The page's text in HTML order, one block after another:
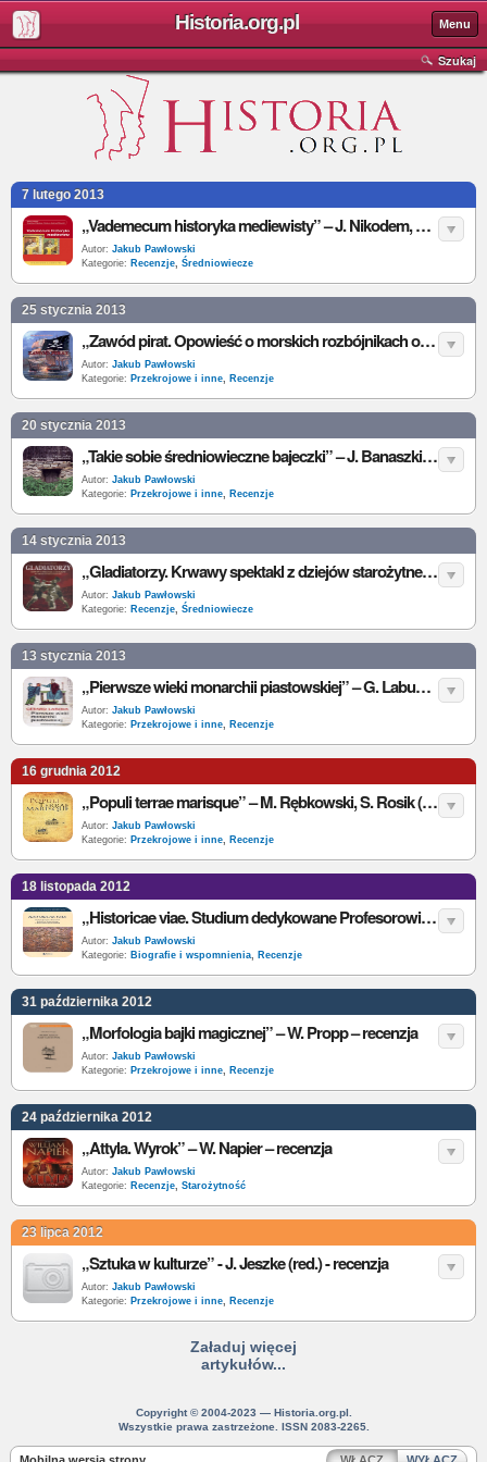
Historia.org.pl Menu
Szukaj
7 lutego 2013
„Vademecum historyka mediewisty” – J. Nikodem, D.A. Sikorski (red.) – recenzja
Autor: Jakub Pawłowski
Kategorie: Recenzje, Średniowiecze
25 stycznia 2013
„Zawód pirat. Opowieść o morskich rozbójnikach od epoki brązu do ery atomu” - M. Perzyński – recenzja
Autor: Jakub Pawłowski
Kategorie: Przekrojowe i inne, Recenzje
20 stycznia 2013
„Takie sobie średniowieczne bajeczki” – J. Banaszkiewicz – recenzja
Autor: Jakub Pawłowski
Kategorie: Przekrojowe i inne, Recenzje
14 stycznia 2013
„Gladiatorzy. Krwawy spektakl z dziejów starożytnego Rzymu” – K. Nosow – recenzja
Autor: Jakub Pawłowski
Kategorie: Recenzje, Średniowiecze
13 stycznia 2013
„Pierwsze wieki monarchii piastowskiej” – G. Labuda – recenzja
Autor: Jakub Pawłowski
Kategorie: Przekrojowe i inne, Recenzje
16 grudnia 2012
„Populi terrae marisque” – M. Rębkowski, S. Rosik (red.) – recenzja
Autor: Jakub Pawłowski
Kategorie: Przekrojowe i inne, Recenzje
18 listopada 2012
„Historicae viae. Studium dedykowane Profesorowi Lechowi A. Tyszkiewiczowi z okazji 55-lecia pracy naukowej” – M. Goliński, S. Rosik (red.) – recenzja
Autor: Jakub Pawłowski
Kategorie: Biografie i wspomnienia, Recenzje
31 października 2012
„Morfologia bajki magicznej” – W. Propp – recenzja
Autor: Jakub Pawłowski
Kategorie: Przekrojowe i inne, Recenzje
24 października 2012
„Attyla. Wyrok” – W. Napier – recenzja
Autor: Jakub Pawłowski
Kategorie: Recenzje, Starożytność
23 lipca 2012
„Sztuka w kulturze” - J. Jeszke (red.) - recenzja
Autor: Jakub Pawłowski
Kategorie: Przekrojowe i inne, Recenzje
Załaduj więcej
artykułów...
Copyright © 2004-2023 — Historia.org.pl.
Wszystkie prawa zastrzeżone. ISSN 2083-2265.